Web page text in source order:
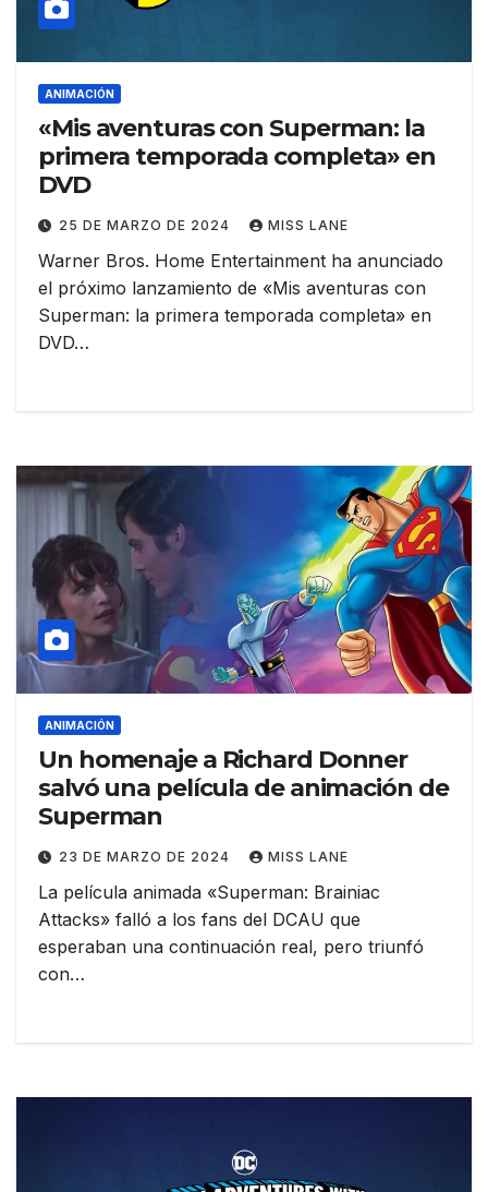
ANIMACIÓN
«Mis aventuras con Superman: la
primera temporada completa» en
DVD
25 DE MARZO DE 2024 MISS LANE
Warner Bros. Home Entertainment ha anunciado
el próximo lanzamiento de «Mis aventuras con
Superman: la primera temporada completa» en
DVD…
ANIMACIÓN
Un homenaje a Richard Donner
salvó una película de animación de
Superman
23 DE MARZO DE 2024 MISS LANE
La película animada «Superman: Brainiac
Attacks» falló a los fans del DCAU que
esperaban una continuación real, pero triunfó
con…